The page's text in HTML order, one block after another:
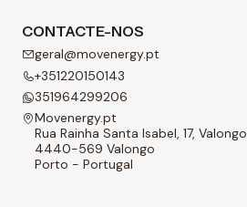
CONTACTE-NOS
geral@movenergy.pt
+351220150143
351964299206
Movenergy.pt
Rua Rainha Santa Isabel, 17, Valongo
4440-569 Valongo
Porto - Portugal